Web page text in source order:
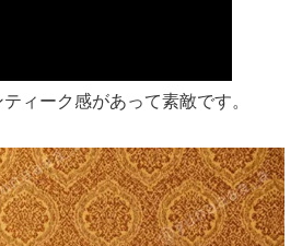
ィーク感があって素敵です。